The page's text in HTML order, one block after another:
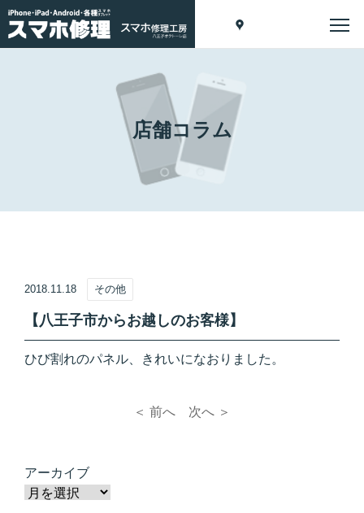
店舗コラム
2018.11.18 その他
【八王子市からお越しのお客様】
ひび割れのパネル、きれいになおりました。
＜ 前へ 次へ ＞
アーカイブ